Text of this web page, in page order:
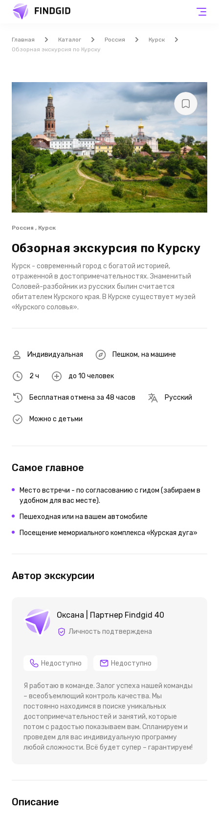
Главная Каталог Россия
Курск
Обзорная экскурсия по Курску
Россия , Курск
Обзорная экскурсия по Курску
Курск - современный город с богатой историей,
отраженной в достопримечательностях. Знаменитый
Соловей-разбойник из русских былин считается
обитателем Курского края. В Курске существует музей
«Курского соловья».
Индивидуальная Пешком, на машине
2 ч до 10 человек
Бесплатная отмена за 48 часов Русский
Можно с детьми
Самое главное
Место встречи - по согласованию с гидом (забираем в
удобном для вас месте).
Пешеходная или на вашем автомобиле
Посещение мемориального комплекса «Курская дуга»
Автор экскурсии
Оксана | Партнер Findgid 40
Личность подтверждена
Недоступно Недоступно
Я работаю в команде. Залог успеха нашей команды
– всеобъемлющий контроль качества. Мы
постоянно находимся в поиске уникальных
достопримечательностей и занятий, которые
потом с радостью показываем вам. Спланируем и
проведем для вас индивидуальную программу
любой сложности. Всё будет супер – гарантируем!
Описание